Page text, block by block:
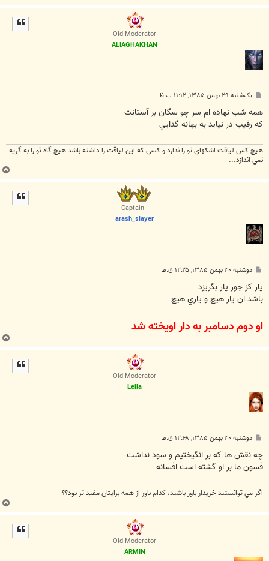
ا
Old Moderator
ALIAGHAKHAN
پ
ت
یک‌شنبه ۲۹ بهمن ۱۳۸۵, ۱۱:۱۲ ب.ظ
همه شب نهاده ام سر چو سگان بر آستانت
که رقيب در نيايد به بهانه گدايي
هيچ كس لياقت اشكهاي تو را ندارد و كسي كه اين لياقت را داشته باشد هيچ گاه تو را به گريه
نمي اندازد...
ب
ا
Captain I
arash_slayer
پ
ت
دوشنبه ۳۰ بهمن ۱۳۸۵, ۱۲:۲۵ ق.ظ
يار کز جور يار بگريزد
باشد ان يار هيچ و ياري هيچ
او دوم دسامبر به دار اويخته شد
ب
ا
Old Moderator
Leila
پ
ت
دوشنبه ۳۰ بهمن ۱۳۸۵, ۱۲:۴۸ ق.ظ
چه نقش ها كه بر انگيختيم و سود نداشت
فسون ما بر او گشته است افسانه
اگر مي توانستيد خريدار باور باشيد، كدام باور از همه برايتان مفيد تر بود؟؟
ب
ا
Old Moderator
ARMIN